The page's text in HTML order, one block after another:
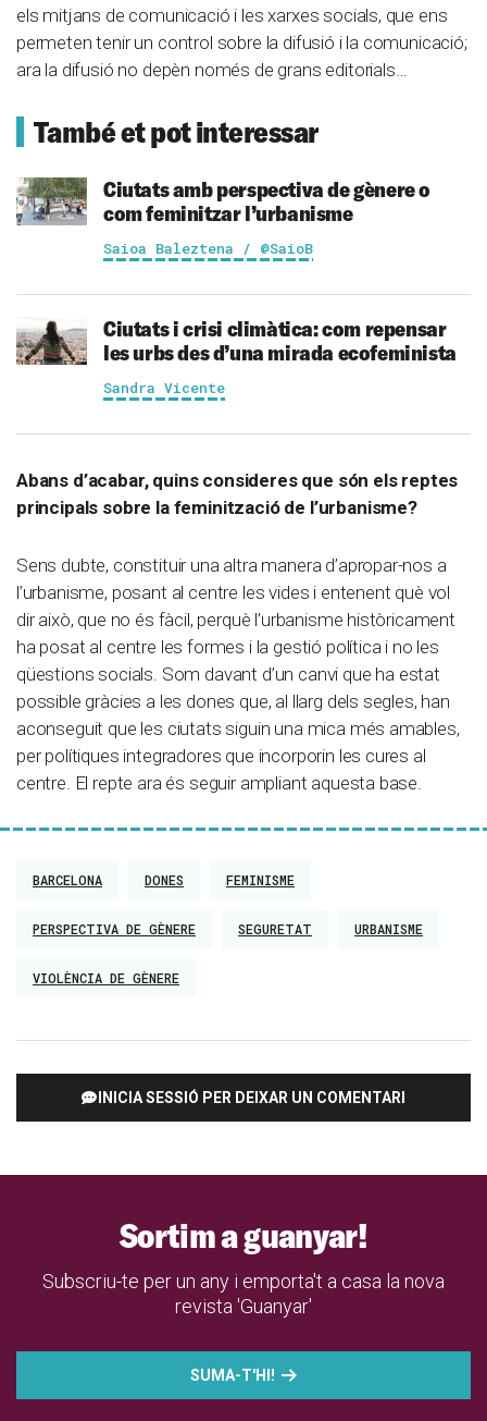
els mitjans de comunicació i les xarxes socials, que ens
permeten tenir un control sobre la difusió i la comunicació;
ara la difusió no depèn només de grans editorials…
També et pot interessar
Ciutats amb perspectiva de gènere o
com feminitzar l’urbanisme
Saioa Baleztena / @SaioB
Ciutats i crisi climàtica: com repensar
les urbs des d’una mirada ecofeminista
Sandra Vicente
Abans d’acabar, quins consideres que són els reptes
principals sobre la feminització de l’urbanisme?
Sens dubte, constituir una altra manera d’apropar-nos a
l’urbanisme, posant al centre les vides i entenent què vol
dir això, que no és fàcil, perquè l’urbanisme històricament
ha posat al centre les formes i la gestió política i no les
qüestions socials. Som davant d’un canvi que ha estat
possible gràcies a les dones que, al llarg dels segles, han
aconseguit que les ciutats siguin una mica més amables,
per polítiques integradores que incorporin les cures al
centre. El repte ara és seguir ampliant aquesta base.
BARCELONA DONES FEMINISME
PERSPECTIVA DE GÈNERE SEGURETAT URBANISME
VIOLÈNCIA DE GÈNERE
INICIA SESSIÓ PER DEIXAR UN COMENTARI
Sortim a guanyar!
Subscriu-te per un any i emporta't a casa la nova
revista 'Guanyar'
SUMA-T'HI!